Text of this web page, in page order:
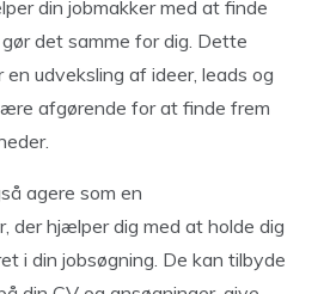
din jobmakker med at finde
det samme for dig. Dette
udveksling af ideer, leads og
afgørende for at finde frem
agere som en
der hjælper dig med at holde dig
i din jobsøgning. De kan tilbyde